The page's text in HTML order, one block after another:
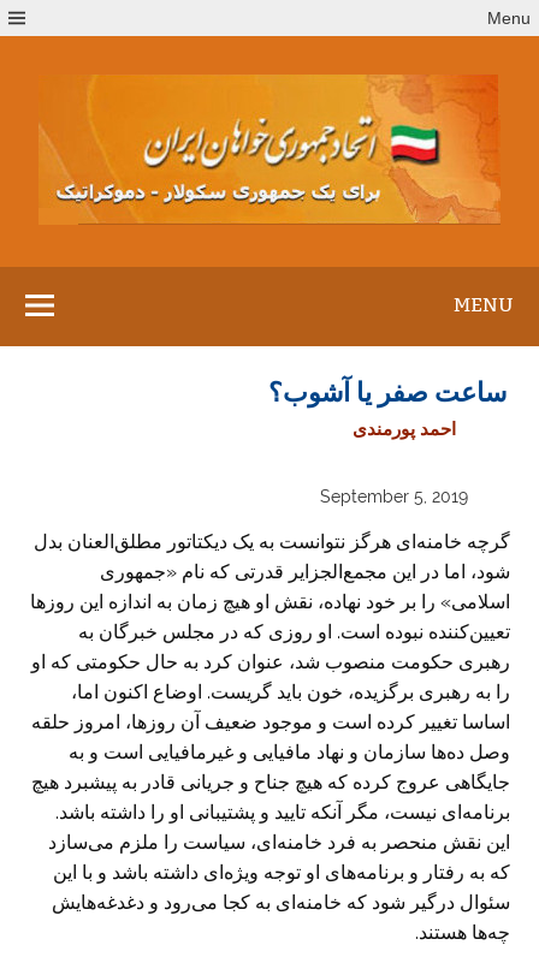
to
Menu
MENU
ساعت صفر یا آشوب؟
احمد پورمندی
September 5, 2019
گرچه خامنه‌ای هرگز نتوانست به یک دیکتاتور مطلق‌العنان بدل
شود، اما در این مجمع‌‏الجزایر قدرتی که نام «جمهوری
اسلامی» را بر خود نهاده، نقش او هیچ زمان به اندازه ‏این روز‌ها
تعیین‌کننده نبوده است. او روزی که در مجلس خبرگان به
رهبری حکومت ‏منصوب شد، عنوان کرد به حال حکومتی که او
را به رهبری برگزیده، خون باید ‏گریست. اوضاع اکنون اما،
اساسا تغییر کرده است و موجود ضعیف آن روزها، امروز ‏حلقه
وصل ده‌ها سازمان و نهاد مافیایی و غیرمافیایی است و به
جایگاهی عروج کرده ‏که هیچ جناح و جریانی قادر به پیشبرد هیچ
برنامه‌ای نیست، مگر آنکه تایید و پشتیبانی او ‏را داشته باشد.
این نقش منحصر به فرد خامنه‌ای، سیاست را ملزم می‌سازد
که به رفتار و ‏برنامه‌های او توجه ویژه‌ای داشته باشد و با این
سئوال درگیر شود که خامنه‌ای به کجا می‌رود و دغدغه‌هایش
چه‌ها هستند.‏